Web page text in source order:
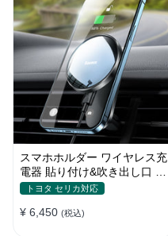
スマホホルダー ワイヤレス充
電器 貼り付け&吹き出し口 マ
グネット式 magsafe 全機種
トヨタ セリカ対応
¥ 6,450 (税込)